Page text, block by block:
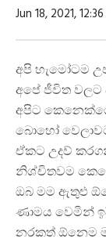
Jun 18, 2021,
අපි හැමෝටම
අපේ ජීවිත වලට
අපිට
බොහෝ
ඒකට උදව්
නිශ්චිතවම
ඔබ මම ඇතුළු
ණාමය වෙමින්
නරකත් ඕනෙම